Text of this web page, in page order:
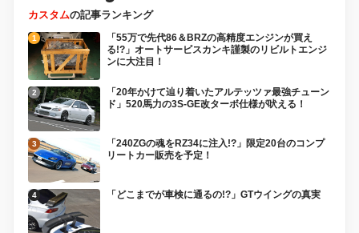
カスタムの記事ランキング
「55万で先代86＆BRZの高精度エンジンが買え
る!?」オートサービスカンキ謹製のリビルトエンジ
ンに大注目！
「20年かけて辿り着いたアルテッツァ最強チューン
ド」520馬力の3S-GE改ターボ仕様が吠える！
「240ZGの魂をRZ34に注入!?」限定20台のコンプ
リートカー販売を予定！
「どこまでが車検に通るの!?」GTウイングの真実